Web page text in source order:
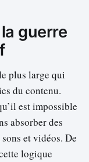
guerre
plus large qui
du contenu.
est impossible
absorber des
et vidéos. De
logique